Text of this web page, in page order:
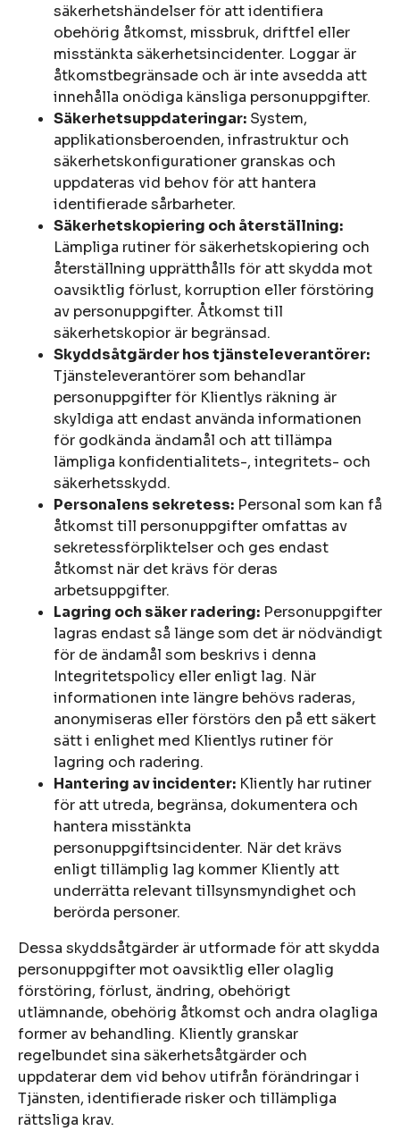
säkerhetshändelser för att identifiera
obehörig åtkomst, missbruk, driftfel eller
misstänkta säkerhetsincidenter. Loggar är
åtkomstbegränsade och är inte avsedda att
innehålla onödiga känsliga personuppgifter.
Säkerhetsuppdateringar: System,
applikationsberoenden, infrastruktur och
säkerhetskonfigurationer granskas och
uppdateras vid behov för att hantera
identifierade sårbarheter.
Säkerhetskopiering och återställning:
Lämpliga rutiner för säkerhetskopiering och
återställning upprätthålls för att skydda mot
oavsiktlig förlust, korruption eller förstöring
av personuppgifter. Åtkomst till
säkerhetskopior är begränsad.
Skyddsåtgärder hos tjänsteleverantörer:
Tjänsteleverantörer som behandlar
personuppgifter för Klientlys räkning är
skyldiga att endast använda informationen
för godkända ändamål och att tillämpa
lämpliga konfidentialitets-, integritets- och
säkerhetsskydd.
Personalens sekretess: Personal som kan få
åtkomst till personuppgifter omfattas av
sekretessförpliktelser och ges endast
åtkomst när det krävs för deras
arbetsuppgifter.
Lagring och säker radering: Personuppgifter
lagras endast så länge som det är nödvändigt
för de ändamål som beskrivs i denna
Integritetspolicy eller enligt lag. När
informationen inte längre behövs raderas,
anonymiseras eller förstörs den på ett säkert
sätt i enlighet med Klientlys rutiner för
lagring och radering.
Hantering av incidenter: Kliently har rutiner
för att utreda, begränsa, dokumentera och
hantera misstänkta
personuppgiftsincidenter. När det krävs
enligt tillämplig lag kommer Kliently att
underrätta relevant tillsynsmyndighet och
berörda personer.
Dessa skyddsåtgärder är utformade för att skydda
personuppgifter mot oavsiktlig eller olaglig
förstöring, förlust, ändring, obehörigt
utlämnande, obehörig åtkomst och andra olagliga
former av behandling. Kliently granskar
regelbundet sina säkerhetsåtgärder och
uppdaterar dem vid behov utifrån förändringar i
Tjänsten, identifierade risker och tillämpliga
rättsliga krav.